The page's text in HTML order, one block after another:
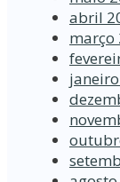
abril
março